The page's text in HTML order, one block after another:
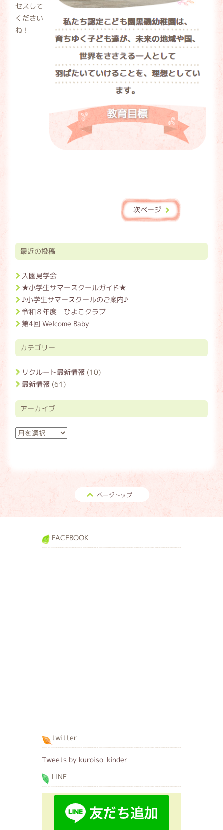
セスして
ください
ね！
次ページ
最近の投稿
入園見学会
★小学生サマースクールガイド★
♪小学生サマースクールのご案内♪
令和８年度 ひよこクラブ
第4回 Welcome Baby
カテゴリー
リクルート最新情報 (10)
最新情報 (61)
アーカイブ
ア
ページトップ
FACEBOOK
twitter
Tweets by kuroiso_kinder
LINE